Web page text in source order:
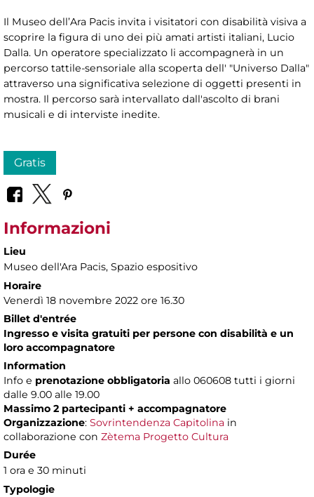
Il Museo dell’Ara Pacis invita i visitatori con disabilità visiva a
scoprire la figura di uno dei più amati artisti italiani, Lucio
Dalla. Un operatore specializzato li accompagnerà in un
percorso tattile-sensoriale alla scoperta dell' "Universo Dalla"
attraverso una significativa selezione di oggetti presenti in
mostra. Il percorso sarà intervallato dall'ascolto di brani
musicali e di interviste inedite.
Gratis
Informazioni
Lieu
Museo dell'Ara Pacis, Spazio espositivo
Horaire
Venerdì 18 novembre 2022 ore 16.30
Billet d'entrée
Ingresso e visita gratuiti per persone con disabilità e un
loro accompagnatore
Information
Info e prenotazione obbligatoria allo 060608 tutti i giorni
dalle 9.00 alle 19.00
Massimo 2 partecipanti + accompagnatore
Organizzazione: Sovrintendenza Capitolina in
collaborazione con Zètema Progetto Cultura
Durée
1 ora e 30 minuti
Typologie